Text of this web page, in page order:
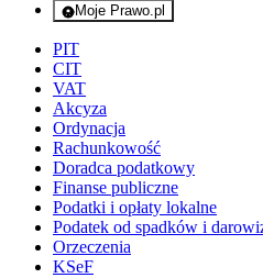
Moje Prawo.pl
- rejestracja i logowanie
PIT
CIT
VAT
Akcyza
Ordynacja
Rachunkowość
Doradca podatkowy
Finanse publiczne
Podatki i opłaty lokalne
Podatek od spadków i
Orzeczenia
KSeF